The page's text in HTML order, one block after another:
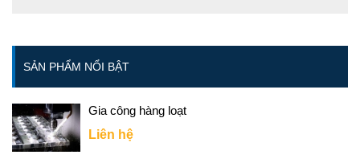
SẢN PHẨM NỔI BẬT
Gia công hàng loạt
Liên hệ